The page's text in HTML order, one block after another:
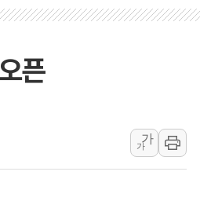
세븐일레븐, 쿠팡이
이란 협상단장, 트럼
카카오스타일 지그
풀무원푸드앤컬처,
애경산업, 서울시 취
픈
가
가